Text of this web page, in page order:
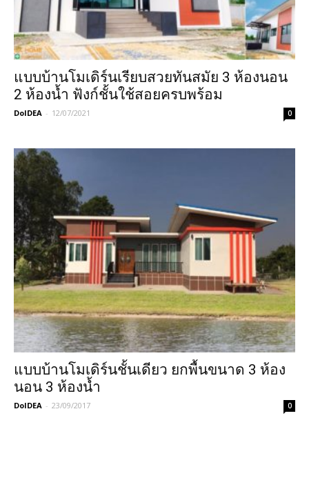
แบบบ้านโมเดิร์นเรียบสวยทันสมัย 3 ห้องนอน
2 ห้องน้ำ ฟังก์ชั้นใช้สอยครบพร้อม
DoIDEA - 12/07/2021 0
แบบบ้านโมเดิร์นชั้นเดียว ยกพื้นขนาด 3 ห้อง
นอน 3 ห้องน้ำ
DoIDEA - 23/09/2017 0